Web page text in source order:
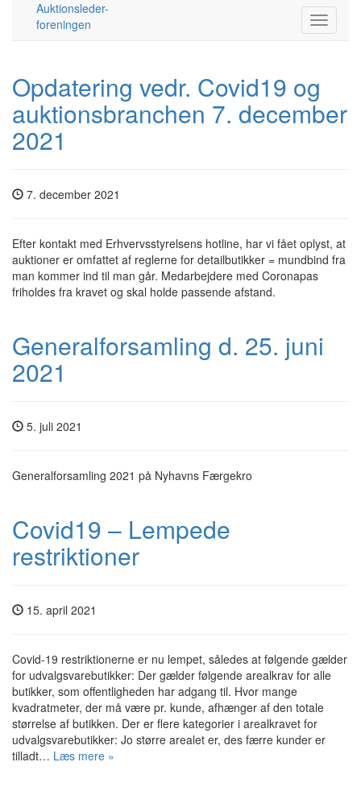
Auktionsleder-
foreningen
Opdatering vedr. Covid19 og
auktionsbranchen 7. december
2021
7. december 2021
Efter kontakt med Erhvervsstyrelsens hotline, har vi fået oplyst, at
auktioner er omfattet af reglerne for detailbutikker = mundbind fra
man kommer ind til man går. Medarbejdere med Coronapas
friholdes fra kravet og skal holde passende afstand.
Generalforsamling d. 25. juni
2021
5. juli 2021
Generalforsamling 2021 på Nyhavns Færgekro
Covid19 – Lempede
restriktioner
15. april 2021
Covid-19 restriktionerne er nu lempet, således at følgende gælder
for udvalgsvarebutikker: Der gælder følgende arealkrav for alle
butikker, som offentligheden har adgang til. Hvor mange
kvadratmeter, der må være pr. kunde, afhænger af den totale
størrelse af butikken. Der er flere kategorier i arealkravet for
udvalgsvarebutikker: Jo større arealet er, des færre kunder er
tilladt… Læs mere »